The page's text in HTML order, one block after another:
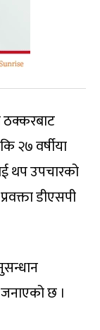
ठक्करबाट
२७ वर्षीया
थप उपचारको
डीएसपी
छ ।